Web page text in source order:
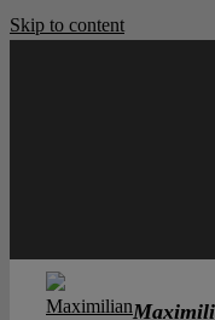
Skip to content